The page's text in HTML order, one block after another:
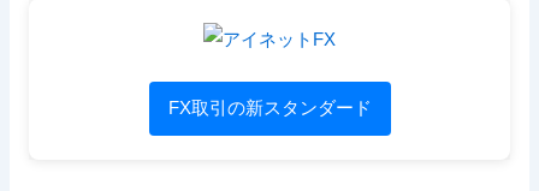
FX取引の新スタンダード